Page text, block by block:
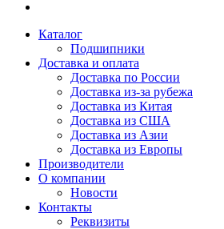
Каталог
Подшипники
Доставка и оплата
Доставка по России
Доставка из-за рубежа
Доставка из Китая
Доставка из США
Доставка из Азии
Доставка из Европы
Производители
О компании
Новости
Контакты
Реквизиты